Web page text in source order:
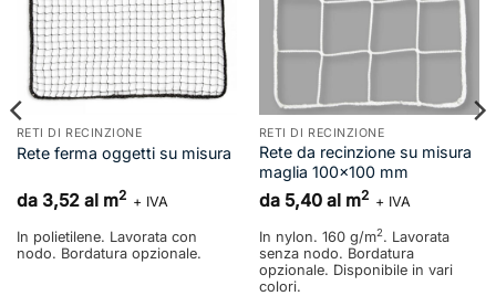
RETI DI RECINZIONE
Rete ferma oggetti su misura
da 3,52 al m2 + IVA
In polietilene. Lavorata con
nodo. Bordatura opzionale.
RETI DI RECINZIONE
Rete da recinzione su misura
maglia 100×100 mm
da 5,40 al m2 + IVA
In nylon. 160 g/m2. Lavorata
senza nodo. Bordatura
opzionale. Disponibile in vari
colori.